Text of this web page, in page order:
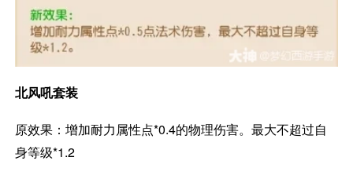
北风吼套装
原效果：增加耐力属性点*0.4的物理伤害。最大不超过自
身等级*1.2